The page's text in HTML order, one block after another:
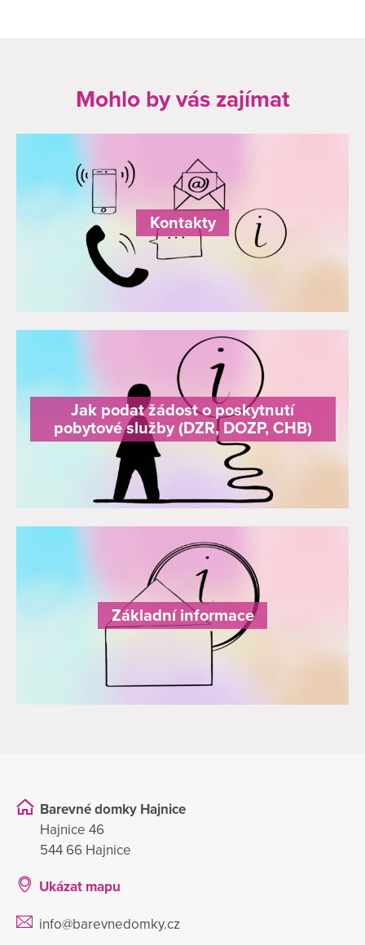
Mohlo by vás zajímat
Kontakty
Jak podat žádost o poskytnutí
pobytové služby (DZR, DOZP, CHB)
Základní informace
Barevné domky Hajnice
Hajnice 46
544 66 Hajnice
Ukázat mapu
info@barevnedomky.cz